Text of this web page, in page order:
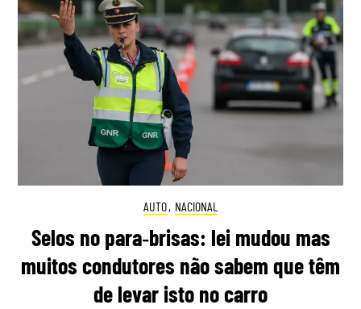
AUTO, NACIONAL
Selos no para‑brisas: lei mudou mas
muitos condutores não sabem que têm
de levar isto no carro